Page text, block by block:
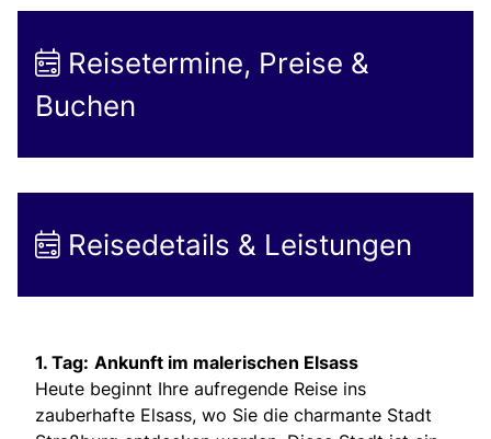
Reisetermine, Preise &
Buchen
Reisedetails & Leistungen
1. Tag: Ankunft im malerischen Elsass
Heute beginnt Ihre aufregende Reise ins
zauberhafte Elsass, wo Sie die charmante Stadt